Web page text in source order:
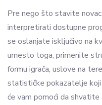
Pre nego što stavite
interpretirati dostupne
se oslanjate isključivo na
umesto toga, primenite
formu igrača, uslove na
statističke pokazatelje koji
će vam pomoći da